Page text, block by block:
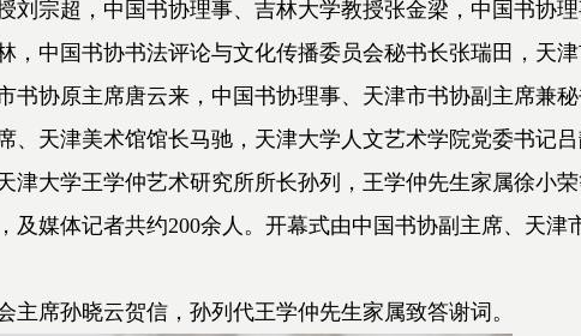
宗超，中国书协理事、吉林大学教授张金梁，中国书协
中国书协书法评论与文化传播委员会秘书长张瑞田，天
协原主席唐云来，中国书协理事、天津市书协副主席兼
天津美术馆馆长马驰，天津大学人文艺术学院党委书记
大学王学仲艺术研究所所长孙列，王学仲先生家属徐小
媒体记者共约200余人。开幕式由中国书协副主席、天津
席孙晓云贺信，孙列代王学仲先生家属致答谢词。